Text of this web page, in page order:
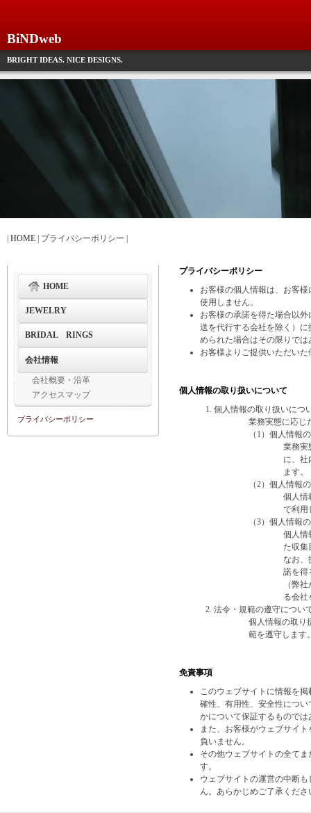
BiNDweb
BRIGHT IDEAS. NICE DESIGNS.
HOME | プライバシーポリシー |
プライバシーポリシー
お客様の個人情報は、お客
使用しません。
お客様の承諾を得た場合以
送を代行する会社を除く）
められた場合はその限りでは
お客様よりご提供いただい
個人情報の取り扱いについて
個人情報の取り扱いにつ
業務実態に応じ
（1）個人情報
業務実
に、社
ます。
（2）個人情報
個人情
で利用
（3）個人情報
個人情
た収集
なお、
諾を得
（弊
る会社
法令・規範の遵守につい
個人情報の取り
範を遵守します
免責事項
このウェブサイトに情報を
確性、有用性、安全性につ
かについて保証するものでは
また、お客様がウェブサイ
負いません。
その他ウェブサイトの全て
す。
ウェブサイトの運営の中断
ん。あらかじめご了承くださ
HOME
JEWELRY
BRIDAL RINGS
会社情報
会社概要・沿革
アクセスマップ
プライバシーポリシー